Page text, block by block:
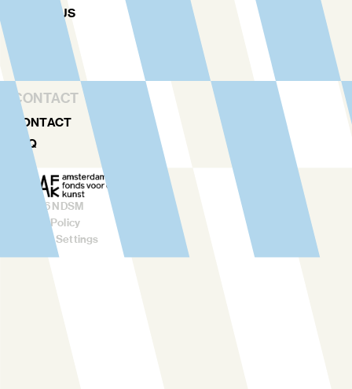
ABOUT US
CONTACT
CONTACT
FAQ
2026NDSM
Privacy Policy
Cookies Settings